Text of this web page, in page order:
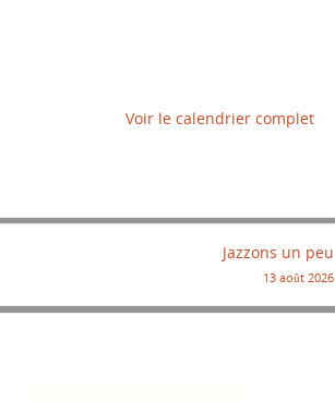
Voir le calendrier complet
Jazzons un peu
13 août 2026